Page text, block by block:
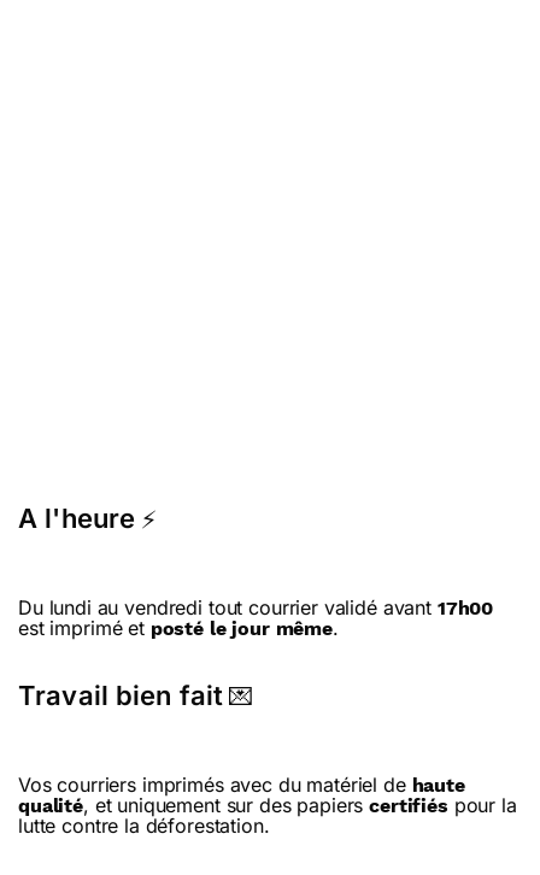
A l'heure ⚡
Du lundi au vendredi tout courrier validé avant 17h00
est imprimé et posté le jour même.
Travail bien fait 💌
Vos courriers imprimés avec du matériel de haute
qualité, et uniquement sur des papierscertifiés pour la
lutte contre la déforestation.